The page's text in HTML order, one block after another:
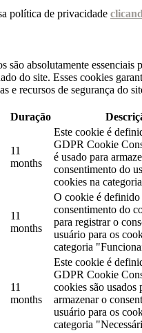
política de privacidade
são absolutamente essenciais
do site. Esses cookies
e recursos de segurança do
Duração
11
months
Este cookie é
GDPR Cookie
é usado para
consentimento do
cookies na
11
months
O cookie é definido
consentimento do
para registrar o
usuário para os
categoria
11
months
Este cookie é
GDPR Cookie
cookies são usados
armazenar o
usuário para os
categoria